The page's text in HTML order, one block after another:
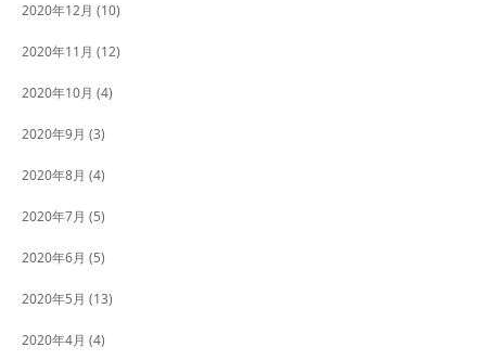
2020年12月 (10)
2020年11月 (12)
2020年10月 (4)
2020年9月 (3)
2020年8月 (4)
2020年7月 (5)
2020年6月 (5)
2020年5月 (13)
2020年4月 (4)